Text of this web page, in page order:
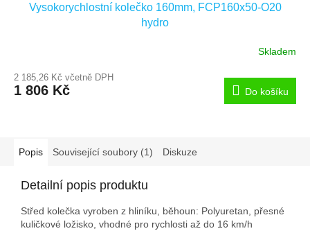
Vysokorychlostní kolečko 160mm, FCP160x50-O20
hydro
Skladem
2 185,26 Kč včetně DPH
1 806 Kč Do košíku
Popis Související soubory (1) Diskuze
Detailní popis produktu
Střed kolečka vyroben z hliníku, běhoun: Polyuretan, přesné
kuličkové ložisko, vhodné pro rychlosti až do 16 km/h